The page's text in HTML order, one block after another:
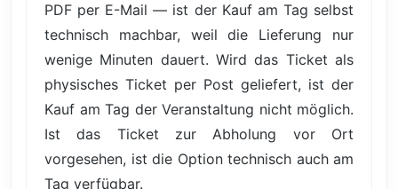
PDF per E-Mail — ist der Kauf am Tag selbst
technisch machbar, weil die Lieferung nur
wenige Minuten dauert. Wird das Ticket als
physisches Ticket per Post geliefert, ist der
Kauf am Tag der Veranstaltung nicht möglich.
Ist das Ticket zur Abholung vor Ort
vorgesehen, ist die Option technisch auch am
Tag verfügbar.